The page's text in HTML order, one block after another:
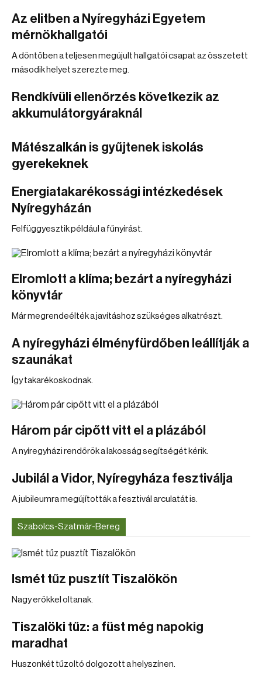
Az elitben a Nyíregyházi Egyetem
mérnökhallgatói
A döntőben a teljesen megújult hallgatói csapat az összetett
második helyet szerezte meg.
Rendkívüli ellenőrzés következik az
akkumulátorgyáraknál
Mátészalkán is gyűjtenek iskolás
gyerekeknek
Energiatakarékossági intézkedések
Nyíregyházán
Felfüggyesztik például a fűnyírást.
Elromlott a klíma; bezárt a nyíregyházi
könyvtár
Már megrendeélték a javításhoz szükséges alkatrészt.
A nyíregyházi élményfürdőben leállítják a
szaunákat
Így takarékoskodnak.
Három pár cipőtt vitt el a plázából
A nyíregyházi rendőrök a lakosság segítségét kérik.
Jubilál a Vidor, Nyíregyháza fesztiválja
A jubileumra megújították a fesztivál arculatát is.
Szabolcs-Szatmár-Bereg
Ismét tűz pusztít Tiszalökön
Nagy erőkkel oltanak.
Tiszalöki tűz: a füst még napokig
maradhat
Huszonkét tűzoltó dolgozott a helyszínen.